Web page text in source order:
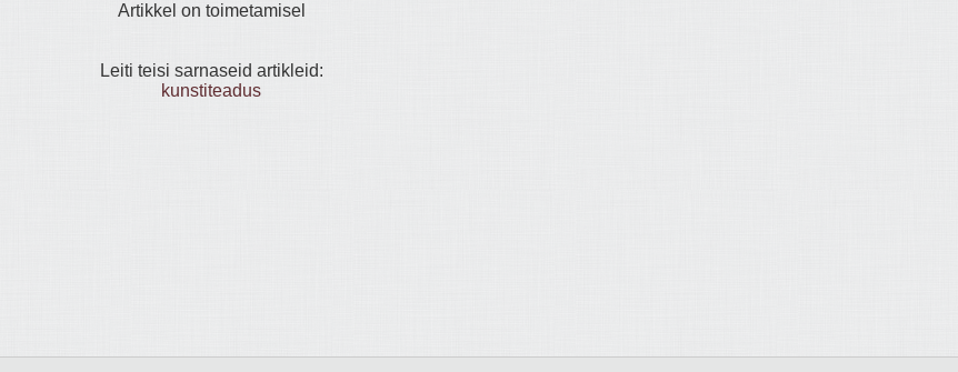
Artikkel on toimetamisel
Leiti teisi sarnaseid artikleid:
kunstiteadus